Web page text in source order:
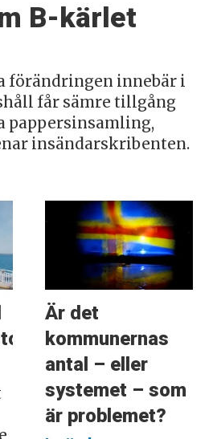
B-kärlet
förändringen innebär i
får sämre tillgång
insändarskribenten.
Är det
kommunernas
antal – eller
systemet – som
är problemet?